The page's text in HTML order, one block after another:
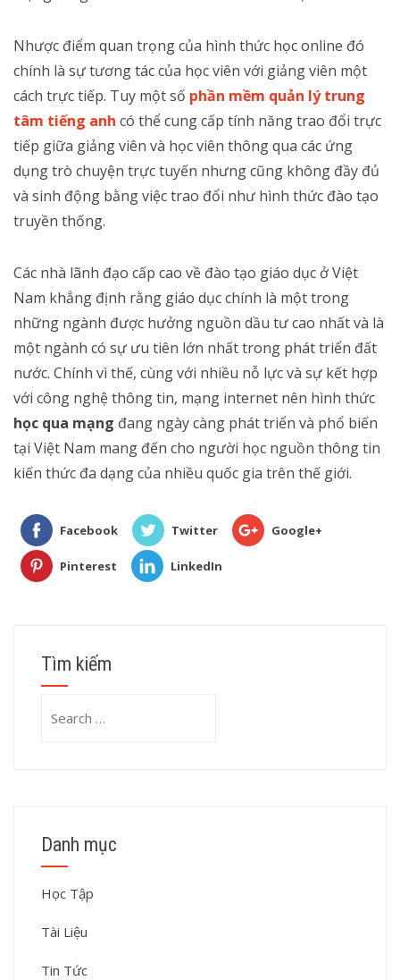
Nhược điểm quan trọng của hình thức học online đó
chính là sự tương tác của học viên với giảng viên một
cách trực tiếp. Tuy một số phần mềm quản lý trung
tâm tiếng anh có thể cung cấp tính năng trao đổi trực
tiếp giữa giảng viên và học viên thông qua các ứng
dụng trò chuyện trực tuyến nhưng cũng không đầy đủ
và sinh động bằng việc trao đổi như hình thức đào tạo
truyền thống.
Các nhà lãnh đạo cấp cao về đào tạo giáo dục ở Việt
Nam khẳng định rằng giáo dục chính là một trong
những ngành được hưởng nguồn dầu tư cao nhất và là
một ngành có sự ưu tiên lớn nhất trong phát triển đất
nước. Chính vì thế, cùng với nhiều nỗ lực và sự kết hợp
với công nghệ thông tin, mạng internet nên hình thức
học qua mạng đang ngày càng phát triển và phổ biến
tại Việt Nam mang đến cho người học nguồn thông tin
kiến thức đa dạng của nhiều quốc gia trên thế giới.
Facebook Twitter Google+
Pinterest LinkedIn
Tìm kiếm
for:
Danh mục
Học Tập
Tài Liệu
Tin Tức